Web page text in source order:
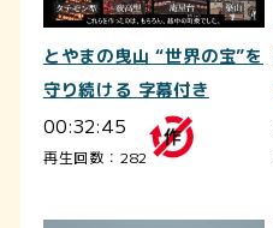
とやまの曳山 “世界の宝”を
守り続ける 字幕付き
00:32:45
再生回数：282